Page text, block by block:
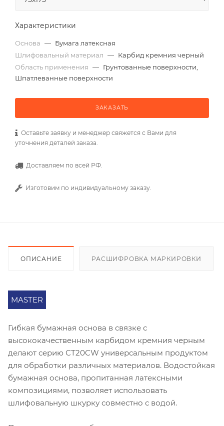
Характеристики
Основа — Бумага латексная
Шлифовальный материал — Карбид кремния черный
Область применения — Грунтованные поверхности,
Шпатлеванные поверхности
ЗАКАЗАТЬ
Оставьте заявку и менеджер свяжется с Вами для
уточнения деталей заказа.
Доставляем по всей РФ.
Изготовим по индивидуальному заказу.
ОПИСАНИЕ РАСШИФРОВКА МАРКИРОВКИ
MASTER
Гибкая бумажная основа в связке с
высококачественным карбидом кремния черным
делают серию СT20CW универсальным продуктом
для обработки различных материалов. Водостойкая
бумажная основа, пропитанная латексными
композициями, позволяет использовать
шлифовальную шкурку совместно с водой.